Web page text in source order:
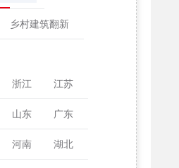
乡村建筑翻新
浙江 江苏
山东 广东
河南 湖北